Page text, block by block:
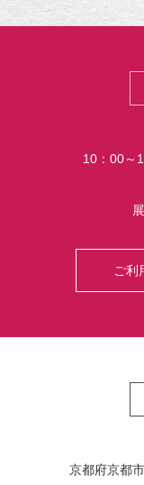
10：00
ご利
京都府京都